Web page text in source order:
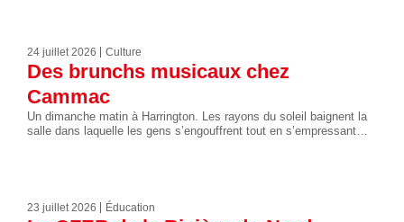
24 juillet 2026 Culture
Des brunchs musicaux chez
Cammac
Un dimanche matin à Harrington. Les rayons du soleil baignent la
salle dans laquelle les gens s’engouffrent tout en s’empressant…
23 juillet 2026 Éducation